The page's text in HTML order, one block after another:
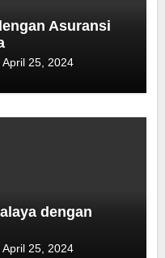
Asuransi
April 25, 2024
dengan
April 25, 2024